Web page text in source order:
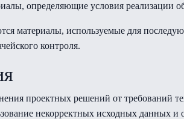
определяющие условия реализации
материалы, используемые для
контроля.
проектных решений от требований
некорректных исходных данных